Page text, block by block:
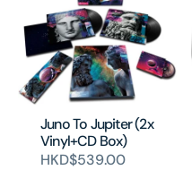
Juno To Jupiter (2x
Vinyl+CD Box)
HKD$539.00